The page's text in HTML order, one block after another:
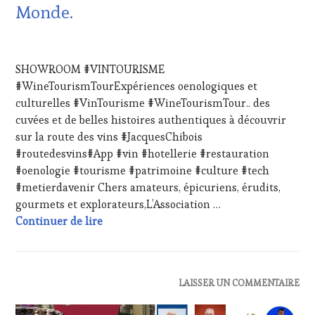
RADIO,
PARTENAIRES
VIN
TOURISME
TERROIR,
RESTAURATEUR,
CHEF,
CUISINIER,
ŒNOLOGUE,
SALONS
INTERNATIONAUX,
VOUCHER,
Monde.
2023
SHOWROOM #VINTOURISME
#WineTourismTourExpériences oenologiques et
culturelles #VinTourisme #WineTourismTour.. des
cuvées et de belles histoires authentiques à découvrir
sur la route des vins #JacquesChibois
#routedesvins#App #vin #hotellerie #restauration
#oenologie #tourisme #patrimoine #culture #tech
#metierdavenir Chers amateurs, épicuriens, érudits,
gourmets et explorateurs,L’Association …
Continuer de lireShowroom #VinTourisme – Samedi 9
:
LAISSER UN COMMENTAIRE